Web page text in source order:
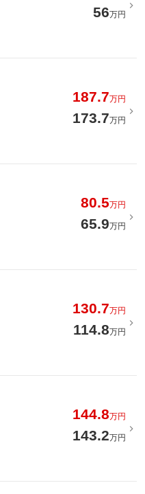
56万円
187.7万円
173.7万円
80.5万円
65.9万円
130.7万円
114.8万円
144.8万円
143.2万円